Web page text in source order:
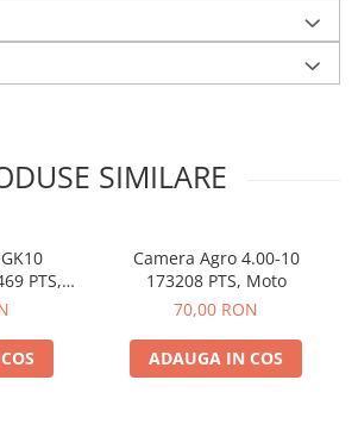
SIMILARE
PTS,
Camera Agro 4.00-10
173208 PTS, Moto
70,00 RON
ADAUGA IN COS